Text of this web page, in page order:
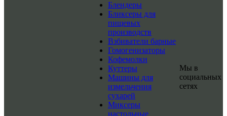
Блендеры
Бликсеры для
пищевых
производств
Взбиватели барные
Гомогенизаторы
Кофемолки
Куттеры
Машины для
измельчения
сухарей
Миксеры
настольные
Мы в
социальных
сетях